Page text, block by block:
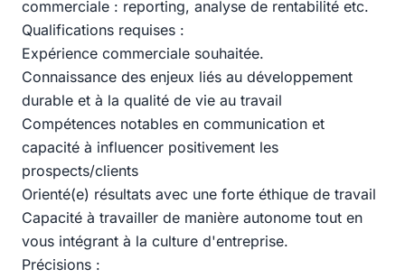
commerciale : reporting, analyse de rentabilité etc.
Qualifications requises :
Expérience commerciale souhaitée.
Connaissance des enjeux liés au développement
durable et à la qualité de vie au travail
Compétences notables en communication et
capacité à influencer positivement les
prospects/clients
Orienté(e) résultats avec une forte éthique de travail
Capacité à travailler de manière autonome tout en
vous intégrant à la culture d'entreprise.
Précisions :